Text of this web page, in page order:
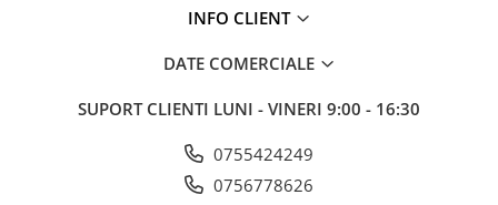
INFO CLIENT
DATE COMERCIALE
SUPORT CLIENTI LUNI - VINERI 9:00 - 16:30
0755424249
0756778626